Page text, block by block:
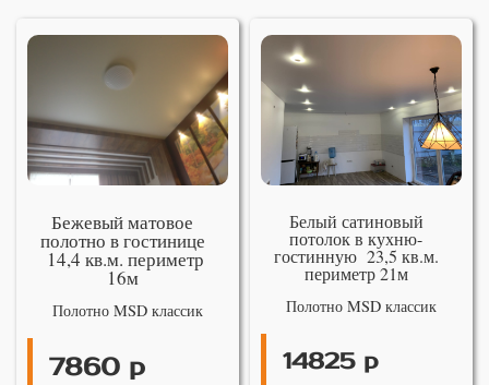
Бежевый матовое
полотно в гостинице
14,4 кв.м. периметр
16м
Полотно MSD классик
7860 р
Белый сатиновый
потолок в кухню-
гостинную 23,5 кв.м.
периметр 21м
Полотно MSD классик
14825 р